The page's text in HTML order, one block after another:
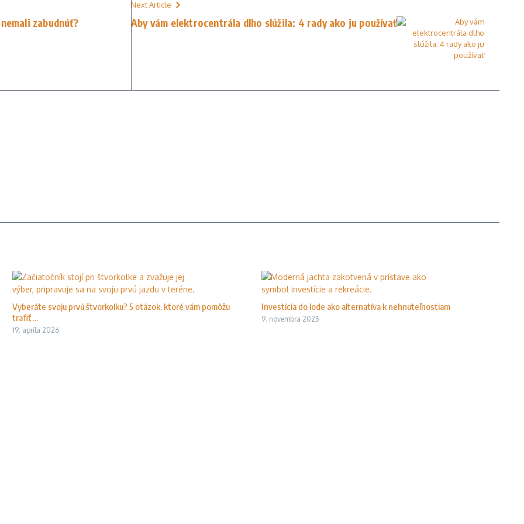
zabudnúť?
Next Article
Aby vám elektrocentrála dlho slúžila: 4 rady ako ju používať
Vyberáte svoju prvú štvorkolku? 5 otázok, ktoré vám pomôžu
trafiť ...
19. apríla 2026
Investícia do lode ako alternatíva k nehnuteľnostiam
9. novembra 2025